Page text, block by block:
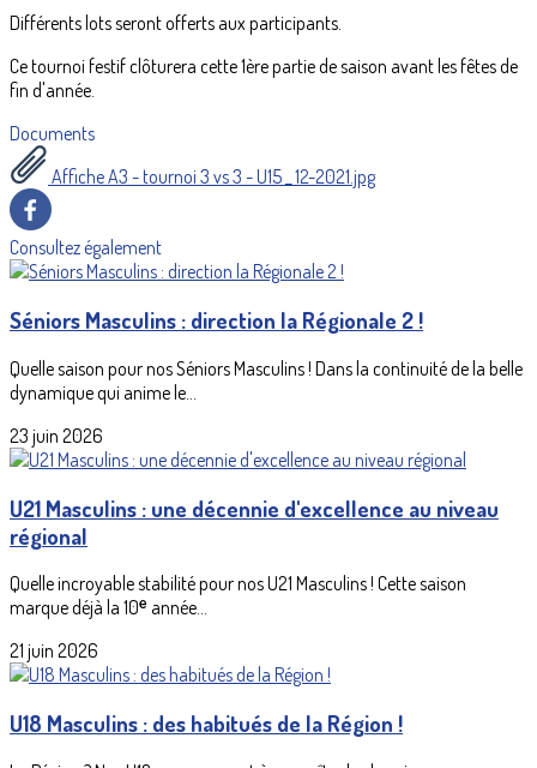
Différents lots seront offerts aux participants.
Ce tournoi festif clôturera cette 1ère partie de saison avant les fêtes de
fin d'année.
Documents
Affiche A3 - tournoi 3 vs 3 - U15 _ 12-2021.jpg
Consultez également
Séniors Masculins : direction la Régionale 2 !
Quelle saison pour nos Séniors Masculins ! Dans la continuité de la belle
dynamique qui anime le...
23 juin 2026
U21 Masculins : une décennie d'excellence au niveau
régional
Quelle incroyable stabilité pour nos U21 Masculins ! Cette saison
marque déjà la 10ᵉ année...
21 juin 2026
U18 Masculins : des habitués de la Région !